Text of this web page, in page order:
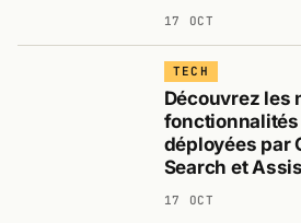
17 OCT
TECH
Découvrez les
fonctionnalités
déployées par
Search et
17 OCT